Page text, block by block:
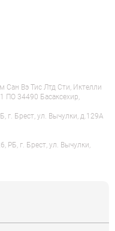
Вэ Тис Лтд Сти, Иктелли
ПО 34490 Басаксехир,
г. Брест, ул. Вычулки, д.129А
РБ, г. Брест, ул. Вычулки,